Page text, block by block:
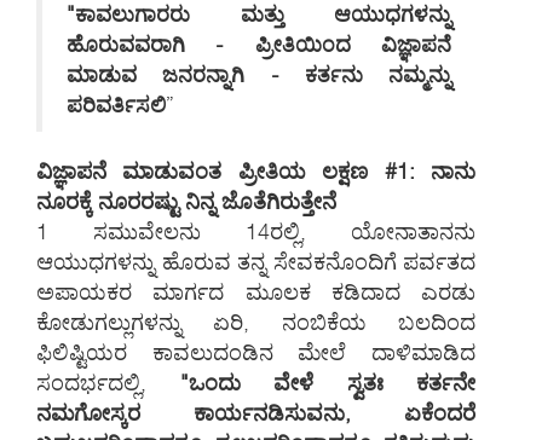
"ಕಾವಲುಗಾರರು ಮತ್ತು ಆಯುಧಗಳನ್ನು
ಹೊರುವವರಾಗಿ - ಪ್ರೀತಿಯಿಂದ ವಿಜ್ಞಾಪನೆ
ಮಾಡುವ ಜನರನ್ನಾಗಿ - ಕರ್ತನು ನಮ್ಮನ್ನು
ಪರಿವರ್ತಿಸಲಿ”
ವಿಜ್ಞಾಪನೆ ಮಾಡುವಂತ ಪ್ರೀತಿಯ ಲಕ್ಷಣ #1: ನಾನು
ನೂರಕ್ಕೆ ನೂರರಷ್ಟು ನಿನ್ನ ಜೊತೆಗಿರುತ್ತೇನೆ
1 ಸಮುವೇಲನು 14ರಲ್ಲಿ, ಯೋನಾತಾನನು
ಆಯುಧಗಳನ್ನು ಹೊರುವ ತನ್ನ ಸೇವಕನೊಂದಿಗೆ ಪರ್ವತದ
ಅಪಾಯಕರ ಮಾರ್ಗದ ಮೂಲಕ ಕಡಿದಾದ ಎರಡು
ಕೋಡುಗಲ್ಲುಗಳನ್ನು ಏರಿ, ನಂಬಿಕೆಯ ಬಲದಿಂದ
ಫಿಲಿಷ್ಟಿಯರ ಕಾವಲುದಂಡಿನ ಮೇಲೆ ದಾಳಿಮಾಡಿದ
ಸಂದರ್ಭದಲ್ಲಿ, "ಒಂದು ವೇಳೆ ಸ್ವತಃ ಕರ್ತನೇ
ನಮಗೋಸ್ಕರ ಕಾರ್ಯನಡಿಸುವನು, ಏಕೆಂದರೆ